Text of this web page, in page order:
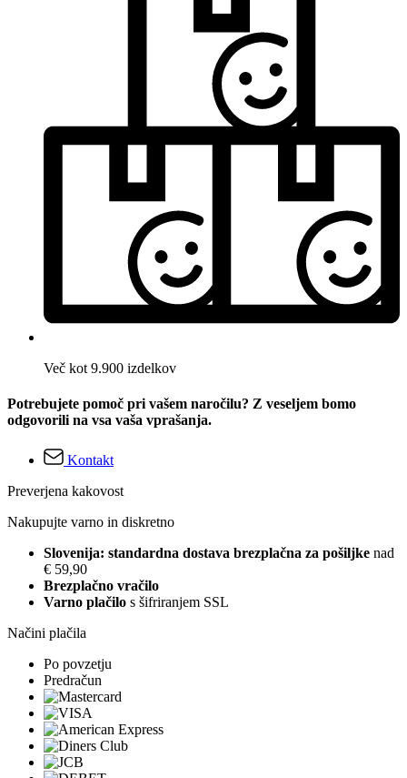
Več kot 9.900 izdelkov
Potrebujete pomoč pri vašem naročilu? Z veseljem bomo
odgovorili na vsa vaša vprašanja.
Kontakt
Preverjena kakovost
Nakupujte varno in diskretno
Slovenija: standardna dostava brezplačna za pošiljke nad
€ 59,90
Brezplačno vračilo
Varno plačilo s šifriranjem SSL
Načini plačila
Po povzetju
Predračun